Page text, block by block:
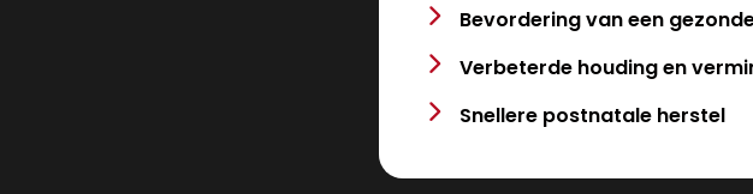
Bevordering van een
Verbeterde houding en
Snellere postnatale herstel